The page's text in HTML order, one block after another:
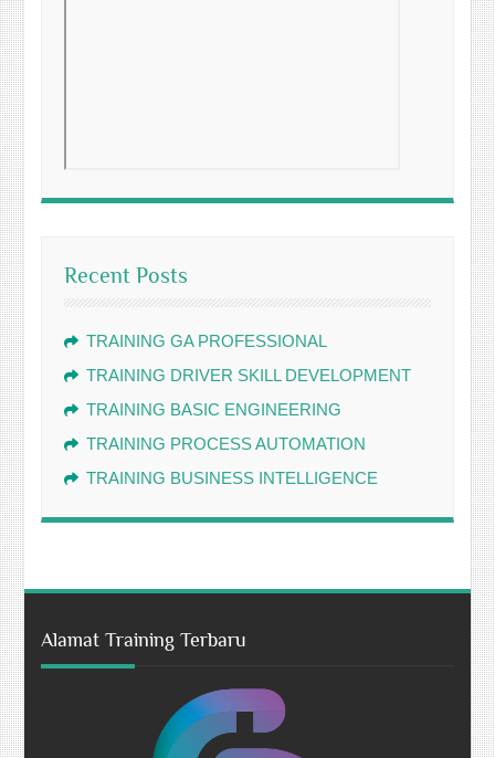
Recent Posts
TRAINING GA PROFESSIONAL
TRAINING DRIVER SKILL DEVELOPMENT
TRAINING BASIC ENGINEERING
TRAINING PROCESS AUTOMATION
TRAINING BUSINESS INTELLIGENCE
Alamat Training Terbaru